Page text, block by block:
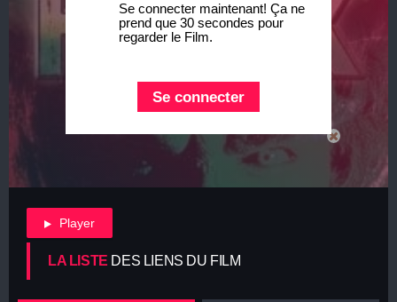
Se connecter maintenant! Ça ne
prend que 30 secondes pour
regarder le Film.
Se connecter
Player
LA LISTE DES LIENS DU FILM